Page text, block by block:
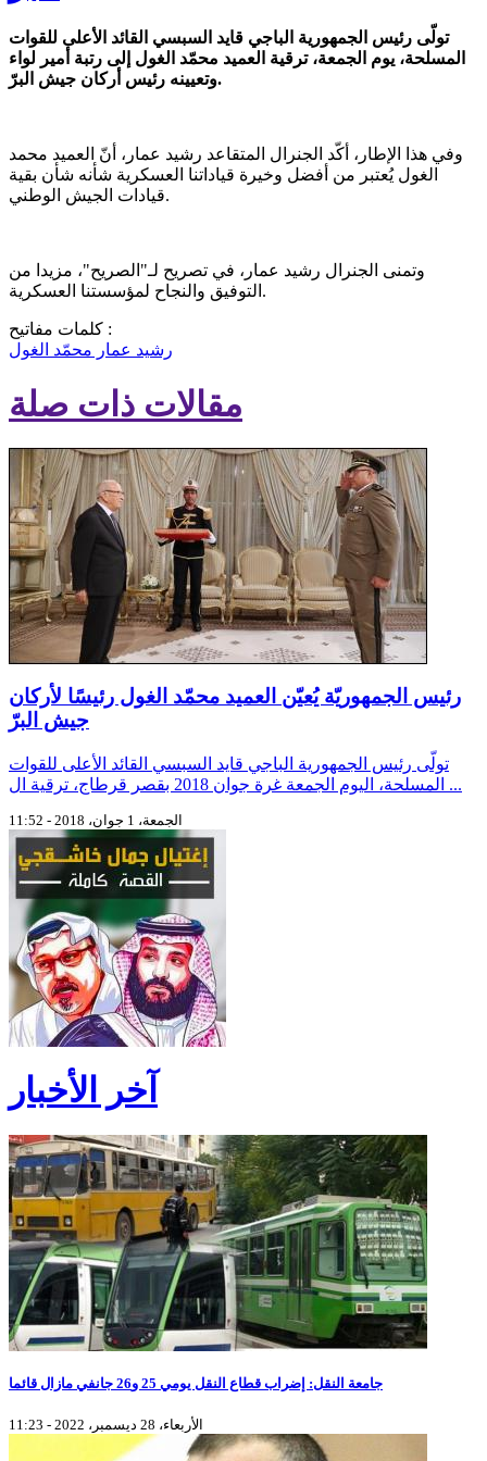
تولّى رئيس الجمهورية الباجي قايد السبسي القائد الأعلى للقوات
المسلحة، يوم الجمعة، ترقية العميد محمّد الغول إلى رتبة أمير لواء
وتعيينه رئيس أركان جيش البرّ.
وفي هذا الإطار، أكّد الجنرال المتقاعد رشيد عمار، أنّ العميد محمد
الغول يُعتبر من أفضل وخيرة قياداتنا العسكرية شأنه شأن بقية
قيادات الجيش الوطني.
وتمنى الجنرال رشيد عمار، في تصريح لـ"الصريح"، مزيدا من
التوفيق والنجاح لمؤسستنا العسكرية.
كلمات مفاتيح :
رشيد عمار محمّد الغول
مقالات ذات صلة
رئيس الجمهوريّة يُعيّن العميد محمّد الغول رئيسًا لأركان
جيش البرّ
تولّى رئيس الجمهورية الباجي قايد السبسي القائد الأعلى للقوات
المسلحة، اليوم الجمعة غرة جوان 2018 بقصر قرطاج، ترقية ال ...
الجمعة، 1 جوان، 2018 - 11:52
آخر الأخبار
جامعة النقل: إضراب قطاع النقل يومي 25 و26 جانفي مازال قائما
الأربعاء، 28 ديسمبر، 2022 - 11:23